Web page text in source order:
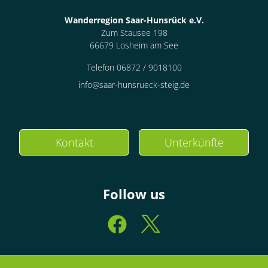
Wanderregion Saar-Hunsrück e.V.
Zum Stausee 198
66679 Losheim am See
Telefon 06872 / 9018100
info@saar-hunsrueck-steig.de
Kontakt Unterkünfte
Follow us